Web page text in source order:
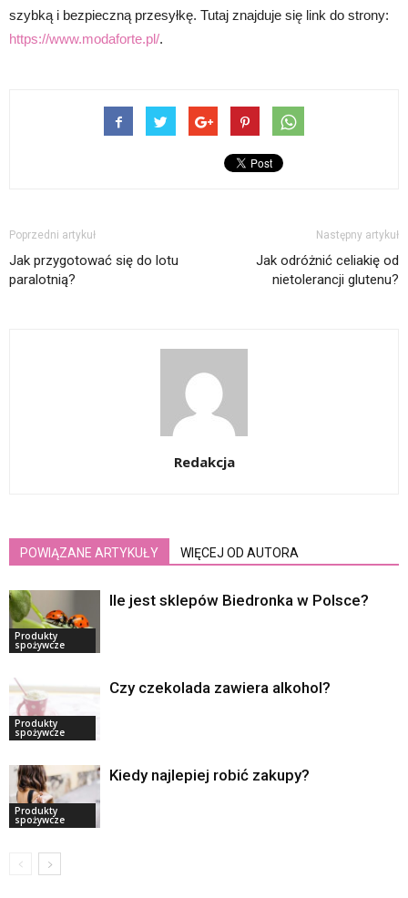
szybką i bezpieczną przesyłkę. Tutaj znajduje się link do strony:
https://www.modaforte.pl/.
Poprzedni artykuł
Jak przygotować się do lotu
paralotnią?
Następny artykuł
Jak odróżnić celiakię od
nietolerancji glutenu?
Redakcja
POWIĄZANE ARTYKUŁY WIĘCEJ OD AUTORA
Produkty
spożywcze
Ile jest sklepów Biedronka w Polsce?
Produkty
spożywcze
Czy czekolada zawiera alkohol?
Produkty
spożywcze
Kiedy najlepiej robić zakupy?